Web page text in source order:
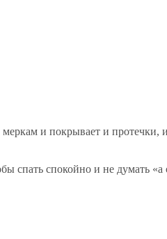
и покрывает и протечки,
спать спокойно и не думать «а